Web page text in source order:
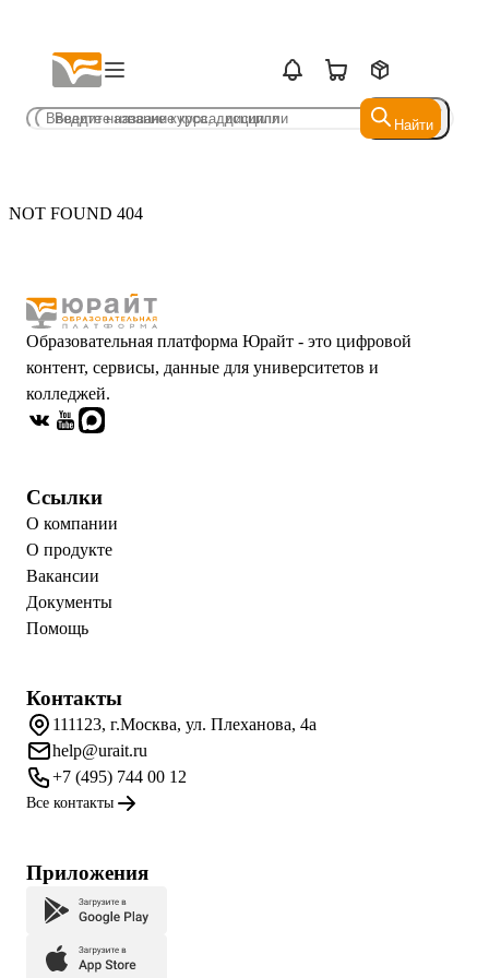
Найти
Найти
NOT FOUND 404
Образовательная платформа Юрайт - это цифровой
контент, сервисы, данные для университетов и
колледжей.
Ссылки
О компании
О продукте
Вакансии
Документы
Помощь
Контакты
111123, г.Москва, ул. Плеханова, 4а
help@urait.ru
+7 (495) 744 00 12
Все контакты
Приложения